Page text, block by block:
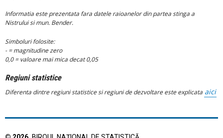
Informatia este prezentata fara datele raioanelor din partea stinga a
Nistrului si mun. Bender.
Simboluri folosite:
- = magnitudine zero
0,0 = valoare mai mica decat 0,05
Regiuni statistice
Diferenta dintre regiuni statistice si regiuni de dezvoltare este explicata aici